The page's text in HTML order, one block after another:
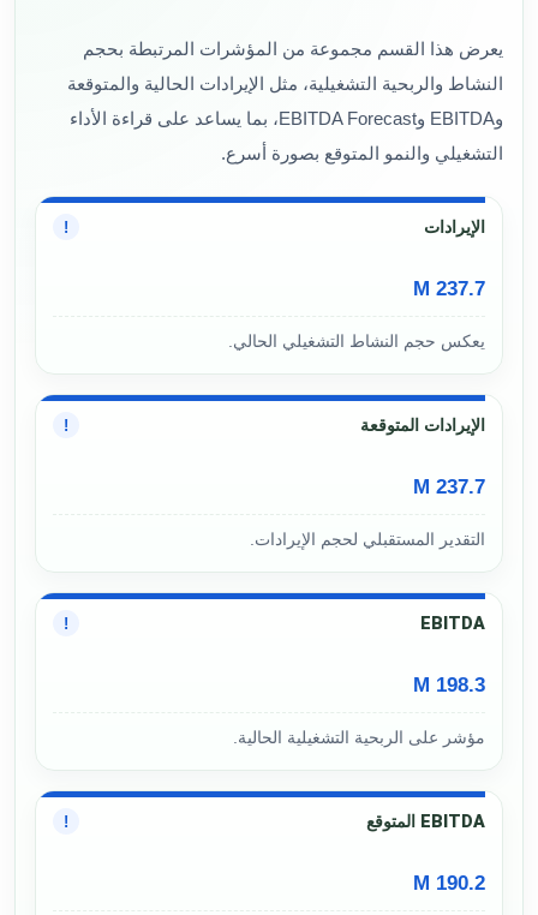
يعرض هذا القسم مجموعة من المؤشرات المرتبطة بحجم
النشاط والربحية التشغيلية، مثل الإيرادات الحالية والمتوقعة
وEBITDA وEBITDA Forecast، بما يساعد على قراءة الأداء
التشغيلي والنمو المتوقع بصورة أسرع.
الإيرادات !
237.7 M
يعكس حجم النشاط التشغيلي الحالي.
الإيرادات المتوقعة !
237.7 M
التقدير المستقبلي لحجم الإيرادات.
EBITDA
!
198.3 M
مؤشر على الربحية التشغيلية الحالية.
EBITDA المتوقع !
190.2 M